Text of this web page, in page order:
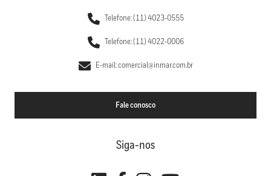
Telefone: (11) 4023-0555
Telefone: (11) 4022-0006
E-mail: comercial@inmar.com.br
Fale conosco
Siga-nos